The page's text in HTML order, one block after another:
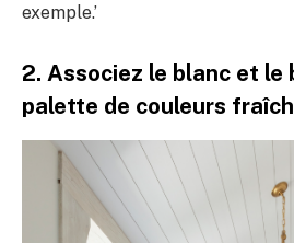
exemple.’
2. Associez le blanc et le
palette de couleurs